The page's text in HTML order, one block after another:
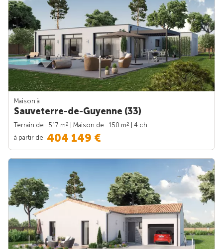
Maison à
Sauveterre-de-Guyenne (33)
Terrain de : 517 m2 | Maison de : 150 m2
| 4 ch.
à partir de 404 149 €